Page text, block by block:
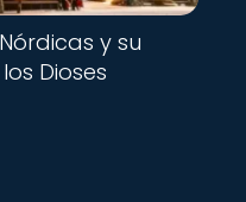
y su
Dioses